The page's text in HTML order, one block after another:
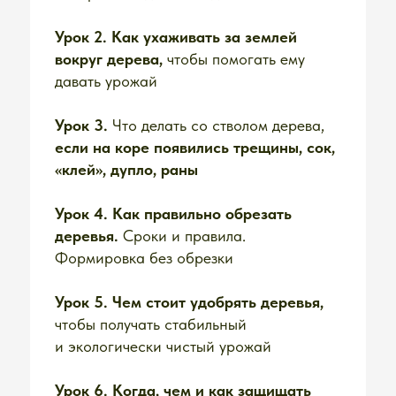
Парша, тля и плодожорка?
Только не у вас!
плоды,удовольствие и радость!